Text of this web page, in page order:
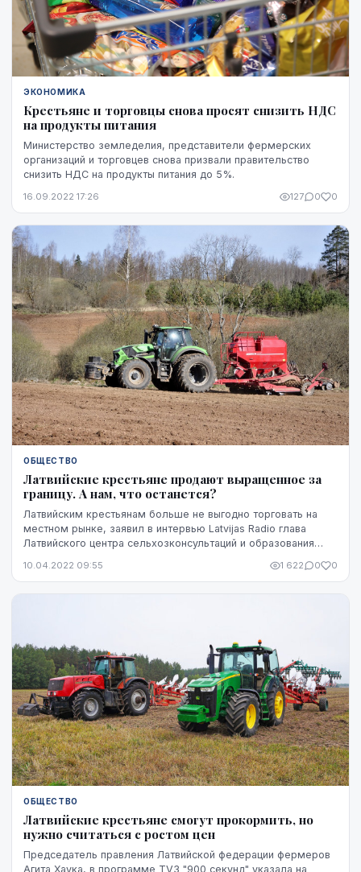
ЭКОНОМИКА
Крестьяне и торговцы снова просят снизить НДС
на продукты питания
Министерство земледелия, представители фермерских
организаций и торговцев снова призвали правительство
снизить НДС на продукты питания до 5%.
16.09.2022 17:26 127 0 0
ОБЩЕСТВО
Латвийские крестьяне продают выращенное за
границу. А нам, что останется?
Латвийским крестьянам больше не выгодно торговать на
местном рынке, заявил в интервью Latvijas Radio глава
Латвийского центра сельхозконсультаций и образования
10.04.2022 09:55 1 622 0 0
ОБЩЕСТВО
Латвийские крестьяне смогут прокормить, но
нужно считаться с ростом цен
Председатель правления Латвийской федерации фермеров
Агита Хаука, в программе TV3 "900 секунд" указала на